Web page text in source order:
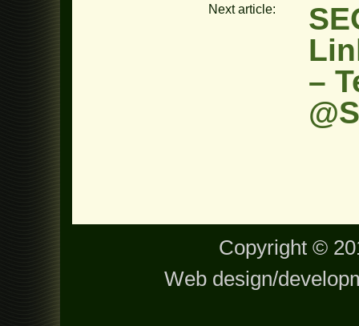
Next article:
–
Copyright ©
Web design/